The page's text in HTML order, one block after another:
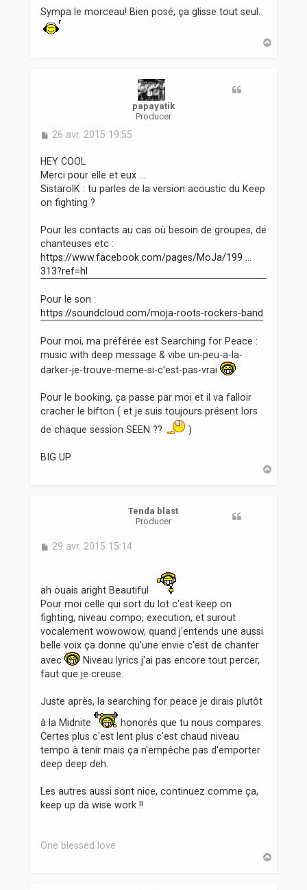
s
s
a
Sympa le morceau! Bien posé, ça glisse tout seul.
papayatik
Producer
M
s
a
g
e
26 avr. 2015 19:55
HEY COOL
Merci pour elle et eux ...
SistarolK : tu parles de la version acoustic du Keep
on fighting ?
Pour les contacts au cas où besoin de groupes, de
chanteuses etc :
https://www.facebook.com/pages/MoJa/199 ...
313?ref=hl
Pour le son :
https://soundcloud.com/moja-roots-rockers-band
Pour moi, ma préférée est Searching for Peace :
music with deep message & vibe un-peu-a-la-
darker-je-trouve-meme-si-c'est-pas-vrai
Pour le booking, ça passe par moi et il va falloir
cracher le bifton ( et je suis toujours présent lors
de chaque session SEEN ??
)
BIG UP
Tenda blast
Producer
M
a
g
e
29 avr. 2015 15:14
ah ouais aright Beautiful
Pour moi celle qui sort du lot c'est keep on
fighting, niveau compo, execution, et surout
vocalement wowowow, quand j'entends une aussi
belle voix ça donne qu'une envie c'est de chanter
avec
Niveau lyrics j'ai pas encore tout percer,
faut que je creuse.
Juste après, la searching for peace je dirais plutôt
à la Midnite
honorés que tu nous compares.
Certes plus c'est lent plus c'est chaud niveau
tempo à tenir mais ça n'empêche pas d'emporter
deep deep deh.
Les autres aussi sont nice, continuez comme ça,
keep up da wise work !!
One blessed love